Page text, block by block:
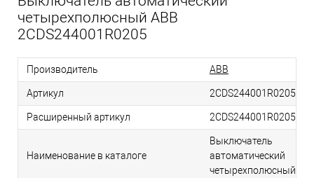
четырехполюсный ABB
2CDS244001R0205
Производитель ABB
Артикул 2CDS244001R0205
Расширенный артикул 2CDS244001R0205
Наименование в каталоге
Выключатель
автоматический
четырехполюсный